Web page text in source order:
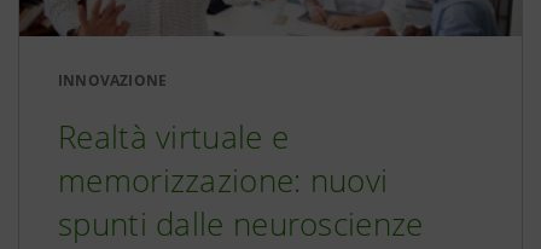
INNOVAZIONE
Realtà virtuale e
memorizzazione: nuovi
spunti dalle neuroscienze